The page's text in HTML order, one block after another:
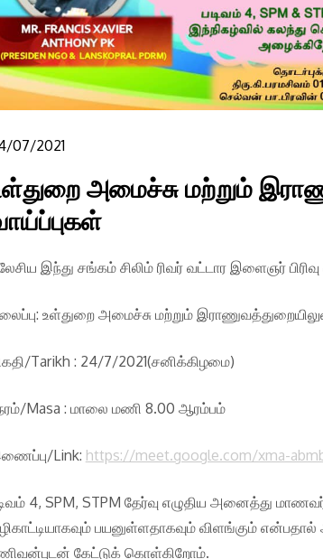
07/2021
அமைச்சு மற்றும்
இந்து சங்கம் சிலிம் ரிவர் வட்டார இளைஞர்
உள்துறை அமைச்சு மற்றும்
Tarikh : 24/7/2021(சனிக்கிழமை)
Masa : மாலை மணி 8.00 ஆரம்பம்
Link: https://meet.google.com/xma-
4, SPM, STPM தேர்வு எழுதிய அனைத்து
பயனுள்ளதாகவும் விளங்கும்
கேட்டுக் கொள்கிறோம்.